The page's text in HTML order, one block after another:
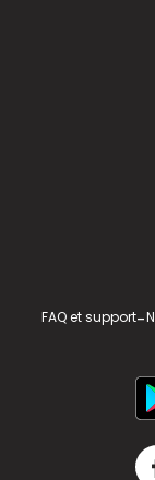
FAQ et support-